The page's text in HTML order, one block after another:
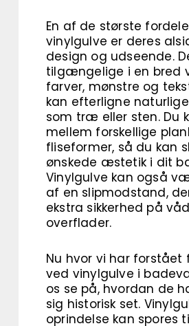
En af de største
vinylgulve er deres
design og udseende.
tilgængelige i en bred
farver, mønstre og
kan efterligne
som træ eller sten. Du
mellem forskellige
fliseformer, så du kan
ønskede æstetik i dit
Vinylgulve kan også
af en slipmodstand,
ekstra sikkerhed på
overflader.
Nu hvor vi har forstået
ved vinylgulve i
os se på, hvordan de
sig historisk set.
oprindelse kan spores